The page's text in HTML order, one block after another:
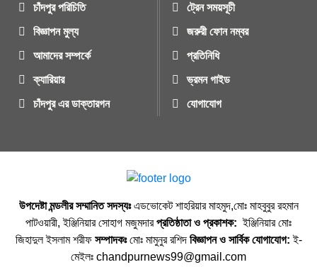
চাঁদপুর পরিচিতি
বিজ্ঞাপন মুল্য
আমাদের সম্পর্কে
ক্যারিয়ার
চাঁদপুর এর ডাক্তারগন
ট্রেন সময়সূচী
জরুরী ফোন নম্বর
প্রতিনিধি
ভ্রমন গাইড
যোগাযোগ
উপদেষ্টা মন্ডলীর সম্মানিত সদস্যঃএডভোকেট শাহরিয়ার মাহমুদ,মোঃ মাহবুবুর রহমান
পাটওয়ারী, ইঞ্জিনিয়ার সোহাগ মজুমদারপ্রতিষ্ঠাতা ও প্রকাশক: ইঞ্জিনিয়ার মোঃ
জিহাদুল ইসলাম শরীফ সম্পাদকঃমোঃ মামুনুর রশিদ বিজ্ঞাপন ও সার্বিক যোগাযোগ: ই-
মেইলঃ chandpurnews99@gmail.com